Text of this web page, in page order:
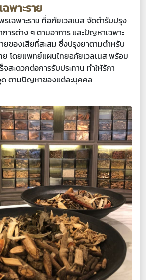
พาะราย
เฉพาะราย ที่อภัยเวลเนส จัดตำรับปรุง
การต่าง ๆ ตามอาการ และปัญหาเฉพาะ
ของเสียที่สะสม ซึ่งปรุงยาตามตำหรับ
โดยแพทย์แผนไทยอภัยเวลเนส พร้อม
จสะดวกต่อการรับประทาน ทำให้รักา
ด ตามปัญหาของแต่ละบุคคล